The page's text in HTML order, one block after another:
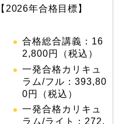
【2026年合格目標】
合格総合講義：16
2,800円（税込）
一発合格カリキュ
ラム/フル：393,80
0円（税込）
一発合格カリキュ
ラム/ライト：272,